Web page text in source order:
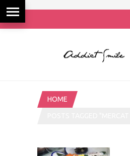
HOME